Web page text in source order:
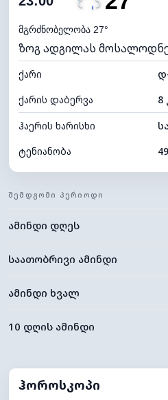
ნამის წერტილი
ხილვადობა
9
განათების ინდექსი 0
ღრუბლის სიმაღლე
მგრძნობელობა 27°
ზოგ ადგილას
ქარი
ქარის დაბერვა
8
ჰაერის ხარისხი
ტენიანობა
ღრუბლიანობა
ნამის წერტილი
ხილვადობა
ᲨᲔᲛᲓᲒᲝᲛᲘ ᲞᲔᲠᲘᲝᲓᲘ
ამინდი დღეს
საათობრივი ამინდი
ამინდი ხვალ
10 დღის ამინდი
ჰოროსკოპი